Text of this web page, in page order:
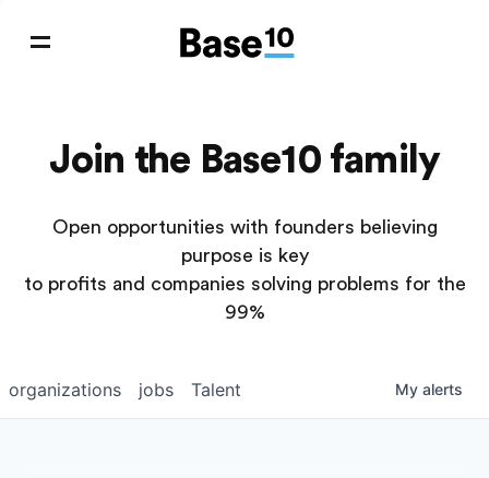
Join the Base10 family
Open opportunities with founders believing
purpose is key
to profits and companies solving problems for the
99%
jobs
organizations Talent My alerts